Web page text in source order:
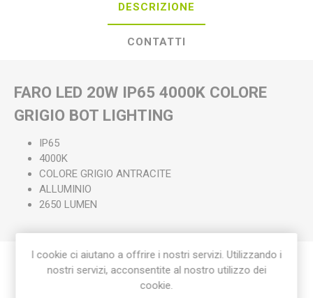
DESCRIZIONE
CONTATTI
FARO LED 20W IP65 4000K COLORE
GRIGIO BOT LIGHTING
IP65
4000K
COLORE GRIGIO ANTRACITE
ALLUMINIO
2650 LUMEN
Etichetta del prodotto
I cookie ci aiutano a offrire i nostri servizi. Utilizzando i
nostri servizi, acconsentite al nostro utilizzo dei
cookie.